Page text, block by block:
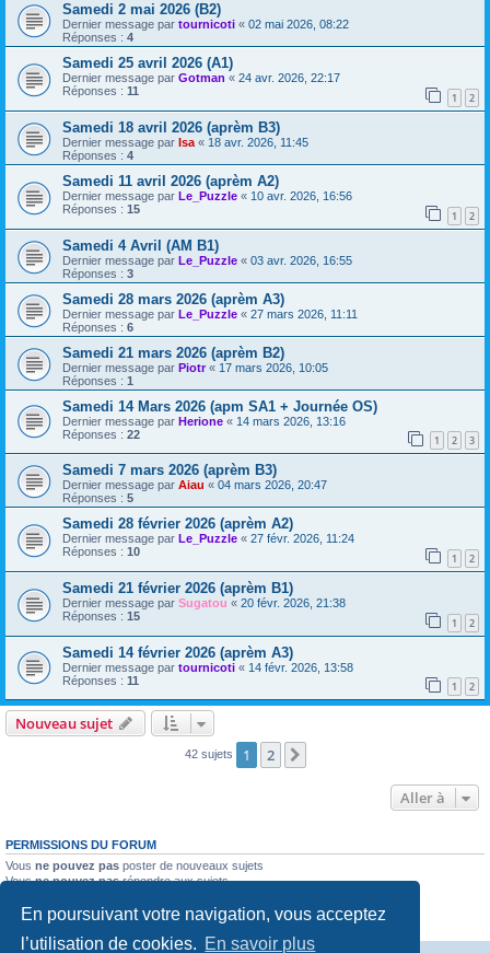
En poursuivant votre navigation, vous acceptez
l’utilisation de cookies. En savoir plus
Samedi 2 mai 2026 (B2)
Dernier message par tournicoti « 02 mai 2026, 08:22
Réponses : 4
Samedi 25 avril 2026 (A1)
Dernier message par Gotman « 24 avr. 2026, 22:17
Réponses : 11 1 2
Samedi 18 avril 2026 (aprèm B3)
Dernier message par Isa « 18 avr. 2026, 11:45
Réponses : 4
Samedi 11 avril 2026 (aprèm A2)
Dernier message par Le_Puzzle « 10 avr. 2026, 16:56
Réponses : 15 1 2
Samedi 4 Avril (AM B1)
Dernier message par Le_Puzzle « 03 avr. 2026, 16:55
Réponses : 3
Samedi 28 mars 2026 (aprèm A3)
Dernier message par Le_Puzzle « 27 mars 2026, 11:11
Réponses : 6
Samedi 21 mars 2026 (aprèm B2)
Dernier message par Piotr« 17 mars 2026, 10:05
Réponses : 1
Samedi 14 Mars 2026 (apm SA1 + Journée OS)
Dernier message par Herione « 14 mars 2026, 13:16
Réponses : 22 1 2 3
Samedi 7 mars 2026 (aprèm B3)
Dernier message par Aiau « 04 mars 2026, 20:47
Réponses : 5
Samedi 28 février 2026 (aprèm A2)
Dernier message par Le_Puzzle « 27 févr. 2026, 11:24
Réponses : 10 1 2
Samedi 21 février 2026 (aprèm B1)
Dernier message par Sugatou « 20 févr. 2026, 21:38
Réponses : 15 1 2
Samedi 14 février 2026 (aprèm A3)
Dernier message par tournicoti « 14 févr. 2026, 13:58
Réponses : 11 1 2
Nouveau sujet
42 sujets 1 2
Aller à
PERMISSIONS DU FORUM
Vous ne pouvez pas poster de nouveaux sujets
Vousne pouvez pasrépondre aux sujets
Vousne pouvez passupprimer vos messages
ne pouvez pas joindre des fichiers